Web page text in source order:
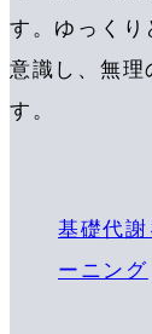
す。ゆっくり
意識し、無理
す。
基礎代
ーニング